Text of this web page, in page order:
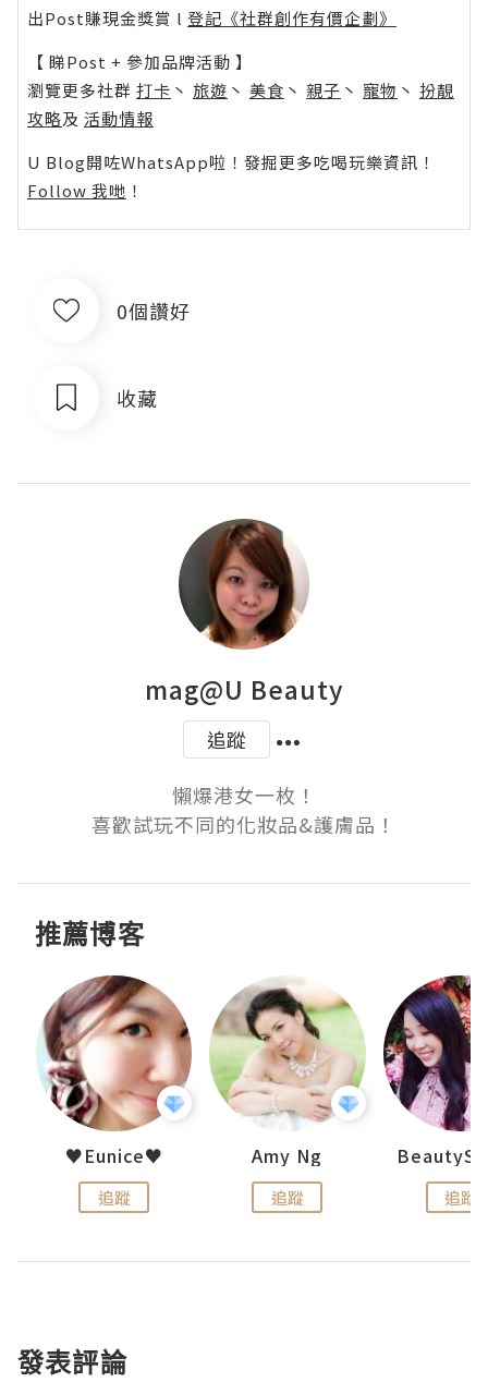
出Post賺現金獎賞 l 登記《社群創作有價企劃》
【 睇Post + 參加品牌活動 】
瀏覽更多社群 打卡 丶 旅遊 丶 美食 丶 親子 丶 寵物 丶 扮靚
攻略及 活動情報
U Blog開咗WhatsApp啦！發掘更多吃喝玩樂資訊！
Follow 我哋 ！
0個讚好
收藏
mag@U Beauty
追蹤
懶爆港女一枚！
喜歡試玩不同的化妝品&護膚品！
推薦博客
♥Eunice♥
追蹤
Amy Ng
追蹤 追蹤
發表評論